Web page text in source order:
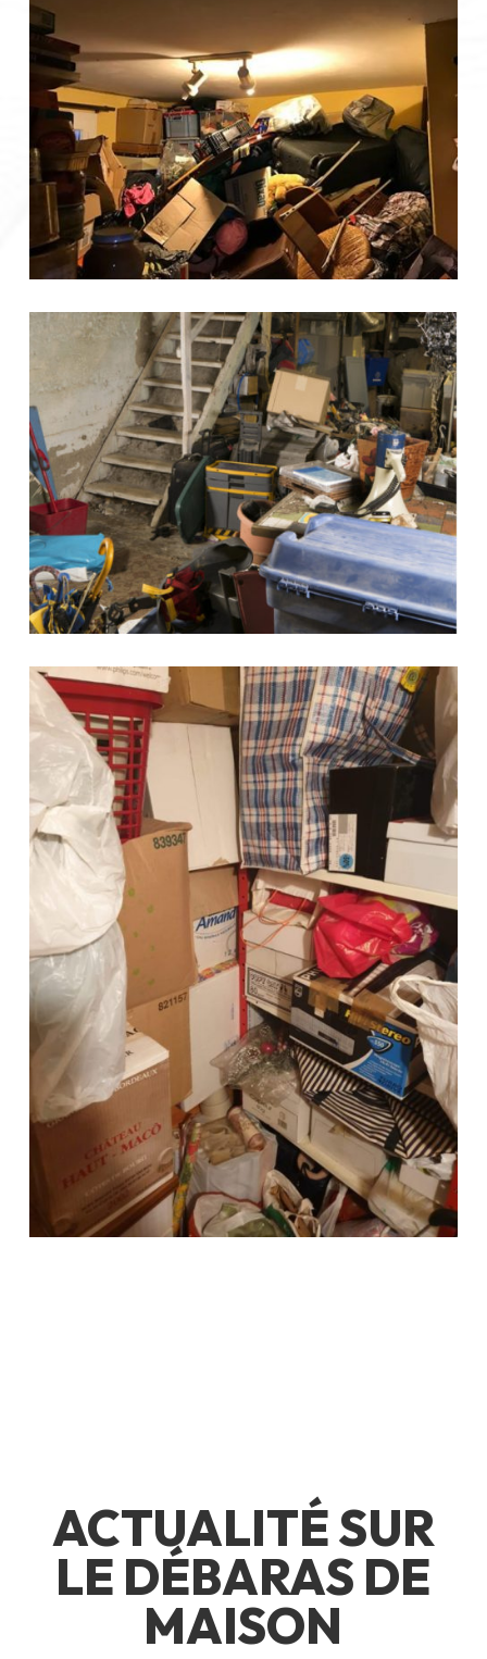
ACTUALITÉ SUR
LE DÉBARAS DE
MAISON